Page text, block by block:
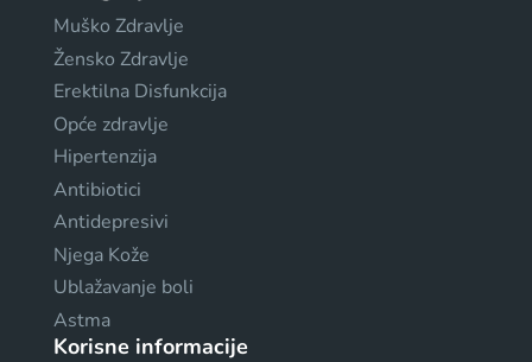
Muško Zdravlje
Žensko Zdravlje
Erektilna Disfunkcija
Opće zdravlje
Hipertenzija
Antibiotici
Antidepresivi
Njega Kože
Ublažavanje boli
Astma
Korisne informacije